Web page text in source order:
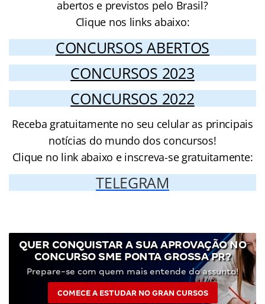
abertos e previstos pelo Brasil?
Clique nos links abaixo:
CONCURSOS ABERTOS
CONCURSOS 2023
CONCURSOS 2022
Receba gratuitamente no seu celular as principais
notícias do mundo dos concursos!
Clique no link abaixo e inscreva-se gratuitamente:
TELEGRAM
QUER CONQUISTAR A SUA APROVAÇÃO NO
CONCURSO SME PONTA GROSSA PR?
Prepare-se com quem mais entende do assunto!
COMECE A ESTUDAR NO GRAN CURSOS